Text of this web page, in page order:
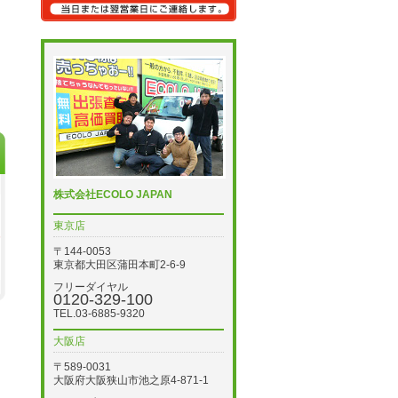
株式会社ECOLO JAPAN
東京店
〒144-0053
東京都大田区蒲田本町2-6-9
フリーダイヤル
0120-329-100
TEL.03-6885-9320
大阪店
〒589-0031
大阪府大阪狭山市池之原4-871-1